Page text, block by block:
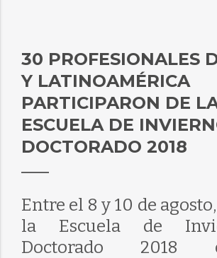
30 PROFESIONALES
Y LATINOAMÉRICA
PARTICIPARON DE
ESCUELA DE
DOCTORADO 2018
Entre el 8 y 10 de
la Escuela de
Doctorado